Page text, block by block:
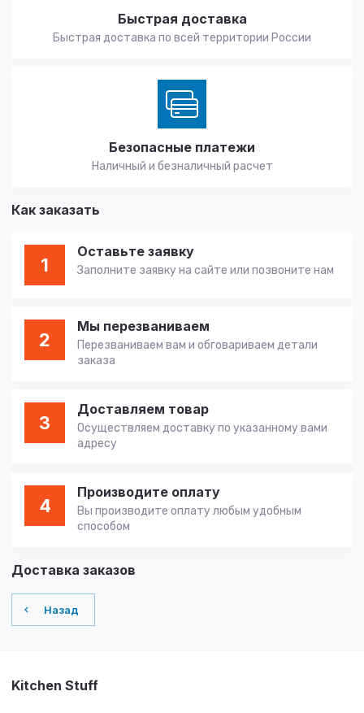
Быстрая доставка
Быстрая доставка по всей территории России
Безопасные платежи
Наличный и безналичный расчет
Как заказать
1
Оставьте заявку
Заполните заявку на сайте или позвоните нам
2
Мы перезваниваем
Перезваниваем вам и обговариваем детали
заказа
3
Доставляем товар
Осуществляем доставку по указанному вами
адресу
4
Производите оплату
Вы производите оплату любым удобным
способом
Доставка заказов
Назад
Kitchen Stuff